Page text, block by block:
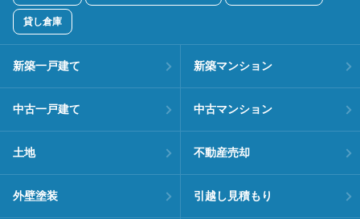
貸し倉庫
新築一戸建て 新築マンション
中古一戸建て 中古マンション
土地 不動産売却
外壁塗装 引越し見積もり